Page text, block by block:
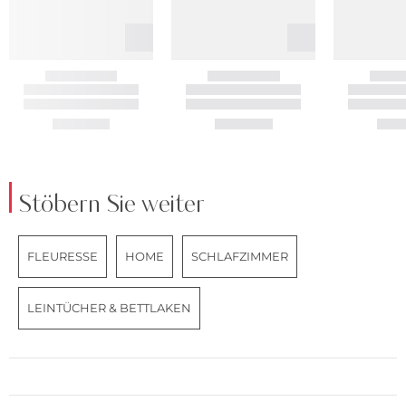
Stöbern Sie weiter
FLEURESSE HOME SCHLAFZIMMER
LEINTÜCHER & BETTLAKEN